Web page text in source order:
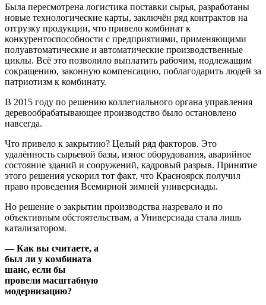
Была пересмотрена логистика поставки сырья, разработаны
новые технологические карты, заключён ряд контрактов на
отгрузку продукции, что привело комбинат к
конкурентоспособности с предприятиями, применяющими
полуавтоматические и автоматические производственные
циклы. Всё это позволило выплатить рабочим, подлежащим
сокращению, законную компенсацию, поблагодарить людей за
патриотизм к комбинату.
В 2015 году по решению коллегиального органа управления
деревообрабатывающее производство было остановлено
навсегда.
Что привело к закрытию? Целый ряд факторов. Это
удалённость сырьевой базы, износ оборудования, аварийное
состояние зданий и сооружений, кадровый разрыв. Принятие
этого решения ускорил тот факт, что Красноярск получил
право проведения Всемирной зимней универсиады.
Но решение о закрытии производства назревало и по
объективным обстоятельствам, а Универсиада стала лишь
катализатором.
— Как вы считаете, а
был ли у комбината
шанс, если бы
провели масштабную
модернизацию?